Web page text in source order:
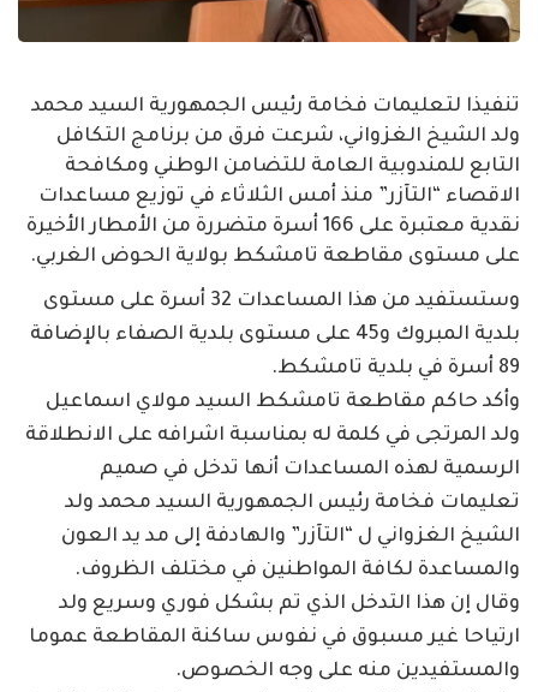
تنفيذا لتعليمات فخامة رئيس الجمهورية السيد محمد
ولد الشيخ الغزواني، شرعت فرق من برنامج التكافل
التابع للمندوبية العامة للتضامن الوطني ومكافحة
الاقصاء “التآزر” منذ أمس الثلاثاء في توزيع مساعدات
نقدية معتبرة على 166 أسرة متضررة من الأمطار الأخيرة
على مستوى مقاطعة تامشكط بولاية الحوض الغربي.
وستستفيد من هذا المساعدات 32 أسرة على مستوى
بلدية المبروك و45 على مستوى بلدية الصفاء بالإضافة
89 أسرة في بلدية تامشكط.
وأكد حاكم مقاطعة تامشكط السيد مولاي اسماعيل
ولد المرتجى في كلمة له بمناسبة اشرافه على الانطلاقة
الرسمية لهذه المساعدات أنها تدخل في صميم
تعليمات فخامة رئيس الجمهورية السيد محمد ولد
الشيخ الغزواني ل “التآزر” والهادفة إلى مد يد العون
والمساعدة لكافة المواطنين في مختلف الظروف.
وقال إن هذا التدخل الذي تم بشكل فوري وسريع ولد
ارتياحا غير مسبوق في نفوس ساكنة المقاطعة عموما
والمستفيدين منه على وجه الخصوص.